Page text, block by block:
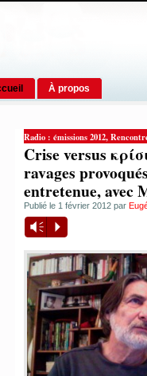
À propos
Radio : émissions 2012,
Crise versus
ravages
entretenue, avec
Publié le 1 février 2012 par
Vm P